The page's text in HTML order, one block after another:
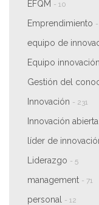
EFQM - 10
Emprendimiento
equipo de
Equipo innovación
Gestión del
Innovación - 231
Innovación abierta
líder de
Liderazgo - 5
management - 71
personal - 12